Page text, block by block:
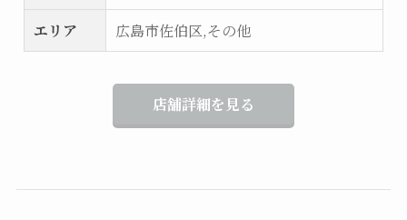
エリア
広島市佐伯区,その他
店舗詳細を見る